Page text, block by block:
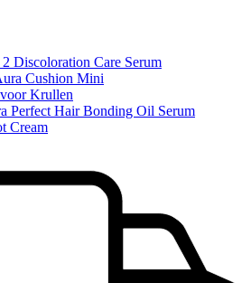
Discoloration Care Serum
Cushion Mini
Krullen
Perfect Hair Bonding Oil Serum
Cream